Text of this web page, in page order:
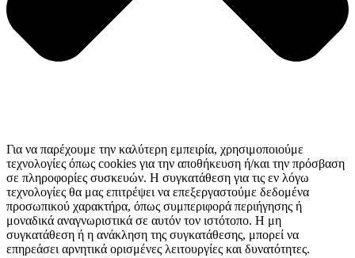
Για να παρέχουμε την καλύτερη εμπειρία, χρησιμοποιούμε
τεχνολογίες όπως cookies για την αποθήκευση ή/και την πρόσβαση
σε πληροφορίες συσκευών. Η συγκατάθεση για τις εν λόγω
τεχνολογίες θα μας επιτρέψει να επεξεργαστούμε δεδομένα
προσωπικού χαρακτήρα, όπως συμπεριφορά περιήγησης ή
μοναδικά αναγνωριστικά σε αυτόν τον ιστότοπο. Η μη
συγκατάθεση ή η ανάκληση της συγκατάθεσης, μπορεί να
επηρεάσει αρνητικά ορισμένες λειτουργίες και δυνατότητες.